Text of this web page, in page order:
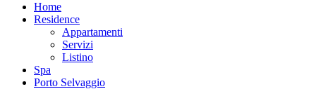
Home
Residence
Appartamenti
Servizi
Listino
Spa
Porto Selvaggio